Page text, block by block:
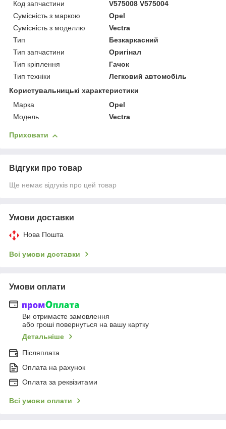
Код запчастини
V575008 V575004
Сумісність з маркою
Opel
Сумісність з моделлю
Vectra
Тип
Безкаркасний
Тип запчастини
Оригінал
Тип кріплення
Гачок
Тип техніки
Легковий автомобіль
Користувальницькі характеристики
Марка
Opel
Модель
Vectra
Приховати
Відгуки про товар
Ще немає відгуків про цей товар
Умови доставки
Нова Пошта
Всі умови доставки
Умови оплати
Ви отримаєте замовлення
або гроші повернуться на вашу картку
Детальніше
Післяплата
Оплата на рахунок
Оплата за реквізитами
Всі умови оплати